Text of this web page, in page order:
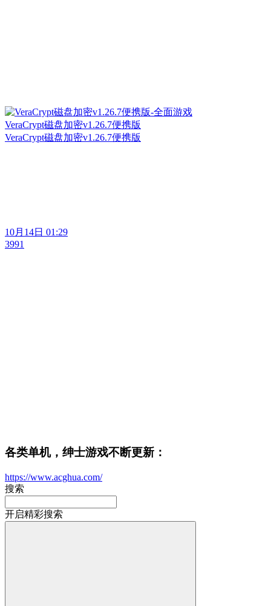
VeraCrypt磁盘加密v1.26.7便携版
VeraCrypt磁盘加密v1.26.7便携版
10月14日 01:29
3991
各类单机，绅士游戏不断更新：
https://www.acghua.com/
搜索
开启精彩搜索